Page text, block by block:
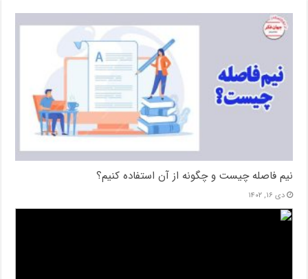
نیم فاصله چیست و چگونه از آن استفاده کنیم؟
دی ۱۶, ۱۴۰۲